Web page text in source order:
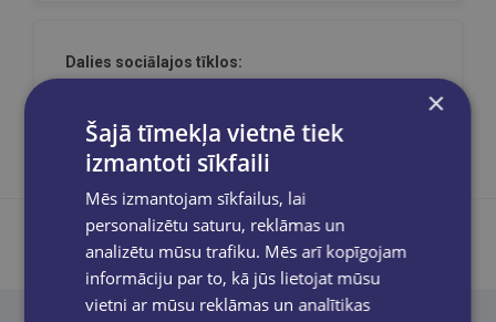
Dalies sociālajos tīklos:
Produkta apraksts
×
Šajā tīmekļa vietnē tiek
izmantoti sīkfaili
Mēs izmantojam sīkfailus, lai
personalizētu saturu, reklāmas un
analizētu mūsu trafiku. Mēs arī kopīgojam
informāciju par to, kā jūs lietojat mūsu
vietni ar mūsu reklāmas un analītikas